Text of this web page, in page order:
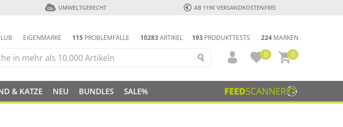
UMWELTGERECHT AB 119€ VERSANDKOSTENFREI
193 PRODUKTTESTS 224 MARKEN
EIGENMARKE 115 PROBLEMFÄLLE 10283ARTIKEL
0
0
& KATZE NEU BUNDLES SALE%